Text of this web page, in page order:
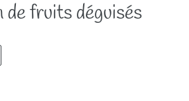
fruits déguisés